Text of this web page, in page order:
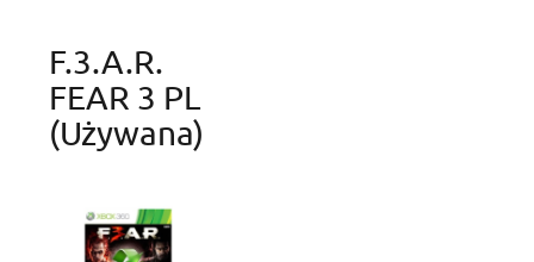
F.3.A.R.
FEAR 3 PL
(używana)